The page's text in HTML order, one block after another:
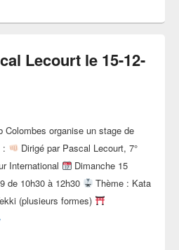
Lecourt le 15-12-
Colombes organise un stage de
:
Dirigé par Pascal Lecourt, 7°
International
Dimanche 15
de 10h30 à 12h30
Thème : Kata
(plusieurs formes)
avec Pascal Lecourt le 15-12-2019